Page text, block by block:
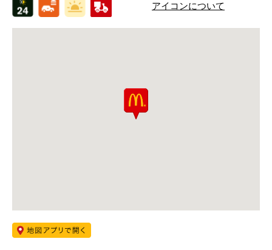
アイコンについて